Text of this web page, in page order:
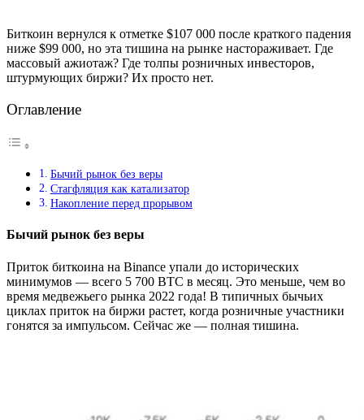
Биткоин вернулся к отметке $107 000 после краткого падения
ниже $99 000, но эта тишина на рынке настораживает. Где
массовый ажиотаж? Где толпы розничных инвесторов,
штурмующих биржи? Их просто нет.
Оглавление
Бычий рынок без веры
Стагфляция как катализатор
Накопление перед прорывом
Бычий рынок без веры
Приток биткоина на Binance упали до исторических
минимумов — всего 5 700 BTC в месяц. Это меньше, чем во
время медвежьего рынка 2022 года! В типичных бычьих
циклах приток на биржи растет, когда розничные участники
гонятся за импульсом. Сейчас же — полная тишина.